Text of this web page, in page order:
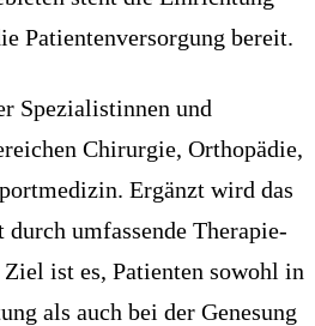
Patientenversorgung bereit.
Spezialistinnen und
Chirurgie, Orthopädie,
Ergänzt wird das
umfassende Therapie-
ist es, Patienten sowohl in
als auch bei der Genesung